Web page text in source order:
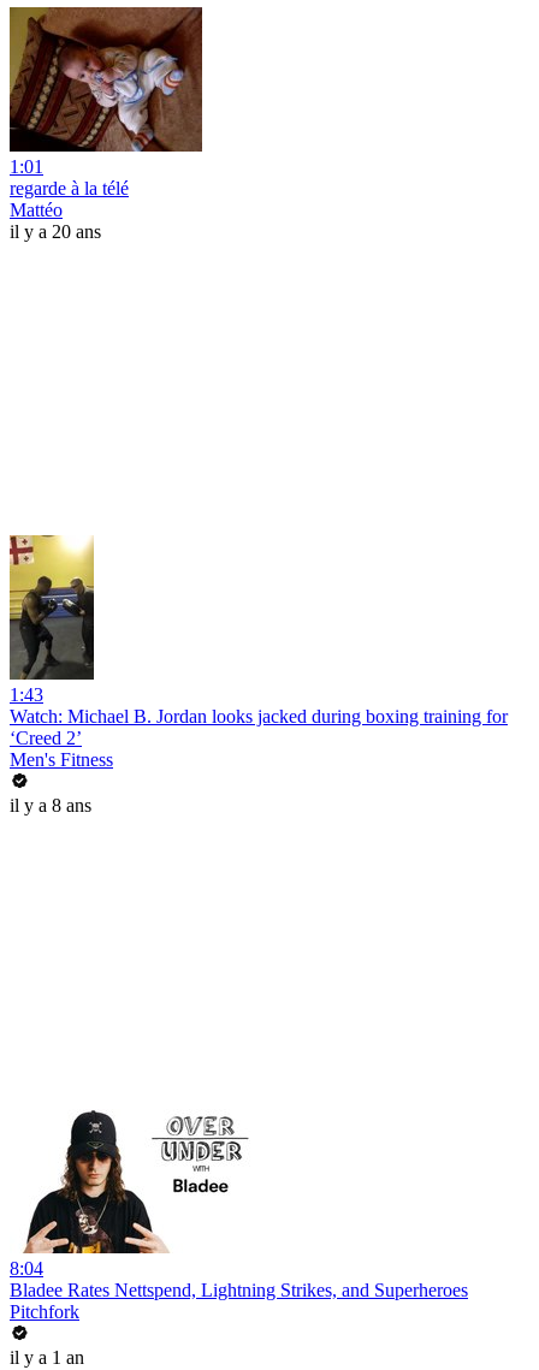
1:01
regarde à la télé
Mattéo
il y a 20 ans
1:43
Watch: Michael B. Jordan looks jacked during boxing training for
‘Creed 2’
Men's Fitness
il y a 8 ans
8:04
Bladee Rates Nettspend, Lightning Strikes, and Superheroes
Pitchfork
il y a 1 an